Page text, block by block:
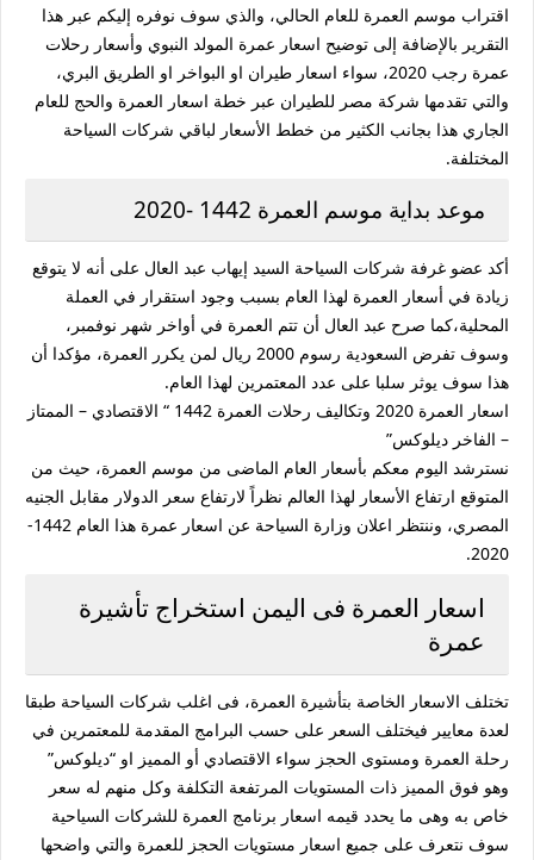
اقتراب موسم العمرة للعام الحالي، والذي سوف نوفره إليكم عبر هذا
التقرير بالإضافة إلى توضيح اسعار عمرة المولد النبوي وأسعار رحلات
عمرة رجب 2020، سواء اسعار طيران او البواخر او الطريق البري،
والتي تقدمها شركة مصر للطيران عبر خطة اسعار العمرة والحج للعام
الجاري هذا بجانب الكثير من خطط الأسعار لباقي شركات السياحة
المختلفة.
موعد بداية موسم العمرة 1442 -2020
أكد عضو غرفة شركات السياحة السيد إيهاب عبد العال على أنه لا يتوقع
زيادة في أسعار العمرة لهذا العام بسبب وجود استقرار في العملة
المحلية،كما صرح عبد العال أن تتم العمرة في أواخر شهر نوفمبر،
وسوف تفرض السعودية رسوم 2000 ريال لمن يكرر العمرة، مؤكدا أن
هذا سوف يوثر سلبا على عدد المعتمرين لهذا العام.
اسعار العمرة 2020 وتكاليف رحلات العمرة 1442 “ الاقتصادي – الممتاز
– الفاخر ديلوكس”
نسترشد اليوم معكم بأسعار العام الماضى من موسم العمرة، حيث من
المتوقع ارتفاع الأسعار لهذا العالم نظراً لارتفاع سعر الدولار مقابل الجنيه
المصري، وننتظر اعلان وزارة السياحة عن اسعار عمرة هذا العام 1442-
2020.
اسعار العمرة فى اليمن استخراج تأشيرة
عمرة
تختلف الاسعار الخاصة بتأشيرة العمرة، فى اغلب شركات السياحة طبقا
لعدة معايير فيختلف السعر على حسب البرامج المقدمة للمعتمرين في
رحلة العمرة ومستوى الحجز سواء الاقتصادي أو المميز او “ديلوكس”
وهو فوق المميز ذات المستويات المرتفعة التكلفة وكل منهم له سعر
خاص به وهى ما يحدد قيمه اسعار برنامج العمرة للشركات السياحية
سوف نتعرف على جميع اسعار مستويات الحجز للعمرة والتي واضحها